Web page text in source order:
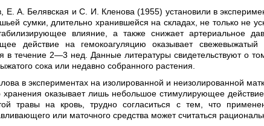
Е. А. Белявская и С. И. Кленова (1955) установили в
сумки, длительно хранившейся на складах, не только не
влияние, а также снижает артериальное
действие на гемокоагуляцию оказывает
в течение 2—3 нед. Данные литературы свидетельствуют о
сока или недавно собранного растения.
в экспериментах на изолированной и неизолированной
хранения оказывает лишь небольшое стимулирующее
травы на кровь, трудно согласиться с тем, что
или маточного средства может считаться